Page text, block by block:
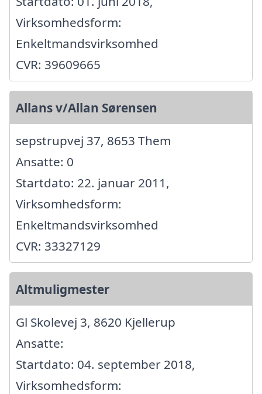
Virksomhedsform:
Enkeltmandsvirksomhed
CVR: 39609665
Allans v/Allan Sørensen
sepstrupvej 37, 8653 Them
Ansatte: 0
Startdato: 22. januar 2011,
Virksomhedsform:
Enkeltmandsvirksomhed
CVR: 33327129
Altmuligmester
Gl Skolevej 3, 8620 Kjellerup
Ansatte:
Startdato: 04. september 2018,
Virksomhedsform: